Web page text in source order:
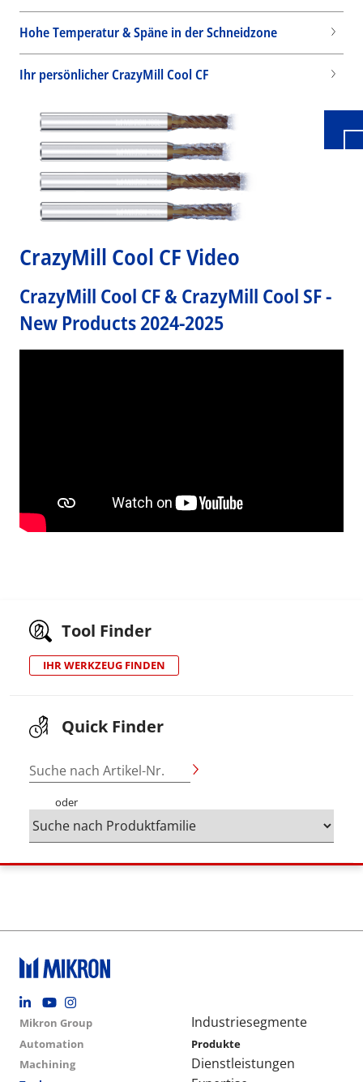
Hohe Temperatur & Späne in der Schneidzone
Ihr persönlicher CrazyMill Cool CF
CrazyMill Cool CF Video
CrazyMill Cool CF & CrazyMill Cool SF -
New Products 2024-2025
Tool Finder
IHR WERKZEUG FINDEN
Quick Finder
Suche nach Artikel-Nr.
oder
Footer social
Group menu
Mikron Group
Automation
Machining
Main navigation
Industriesegmente
Produkte
Dienstleistungen